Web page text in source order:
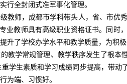
行全封闭式准军事化管理。
师，成都市学科带头人，省、市优
教师具有高级职业资格证书。同时
了学校办学水平和教学质量，为积
教学常规管理、教学秩序发生了根
学生素质和学习成绩同步提高，带
为端、习惯好。